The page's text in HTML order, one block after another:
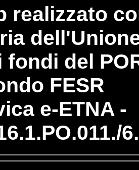
realizzato
del
FESR
e-ETNA -